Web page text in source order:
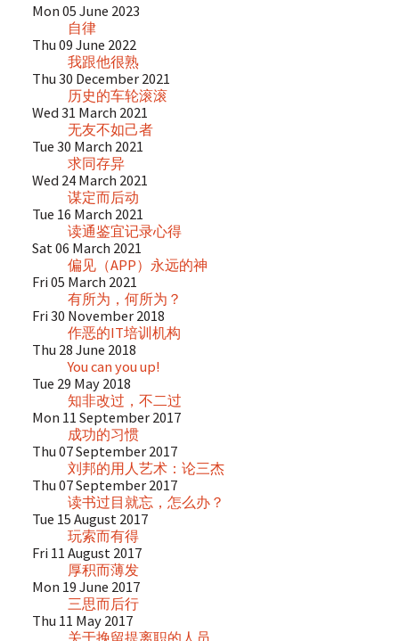
Mon 05 June 2023
自律
Thu 09 June 2022
我跟他很熟
Thu 30 December 2021
历史的车轮滚滚
Wed 31 March 2021
无友不如己者
Tue 30 March 2021
求同存异
Wed 24 March 2021
谋定而后动
Tue 16 March 2021
读通鉴宜记录心得
Sat 06 March 2021
偏见（APP）永远的神
Fri 05 March 2021
有所为，何所为？
Fri 30 November 2018
作恶的IT培训机构
Thu 28 June 2018
You can you up!
Tue 29 May 2018
知非改过，不二过
Mon 11 September 2017
成功的习惯
Thu 07 September 2017
刘邦的用人艺术：论三杰
Thu 07 September 2017
读书过目就忘，怎么办？
Tue 15 August 2017
玩索而有得
Fri 11 August 2017
厚积而薄发
Mon 19 June 2017
三思而后行
Thu 11 May 2017
关于挽留提离职的人员